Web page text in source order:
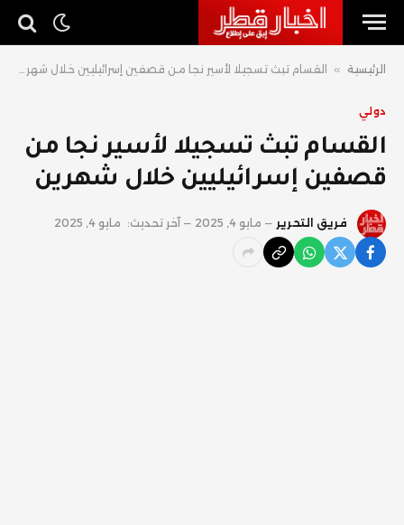
الرئيسية » القسام تبث تسجيلا لأسير نجا من قصفين إسرائيليين خلال شهرين
دولي
القسام تبث تسجيلا لأسير نجا من
قصفين إسرائيليين خلال شهرين
فريق التحرير مايو 4, 2025 آخر تحديث: مايو 4, 2025